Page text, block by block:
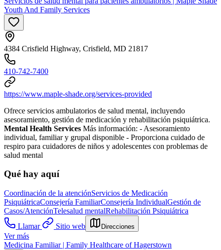
Youth And Family Services
4384 Crisfield Highway, Crisfield, MD 21817
410-742-7400
https://www.maple-shade.org/services-provided
Ofrece servicios ambulatorios de salud mental, incluyendo
asesoramiento, gestión de medicación y rehabilitación psiquiátrica.
Mental Health Services Más información: - Asesoramiento
individual, familiar y grupal disponible - Proporciona cuidado de
respiro para cuidadores de niños y adolescentes con problemas de
salud mental
Qué hay aquí
Coordinación de la atenciónServicios de Medicación
PsiquiátricaConsejería FamiliarConsejería IndividualGestión de
Casos/AtenciónTelesalud mentalRehabilitación Psiquiátrica
Llamar
Sitio web Direcciones
Ver más
Medicina Familiar | Family Healthcare of Hagerstown